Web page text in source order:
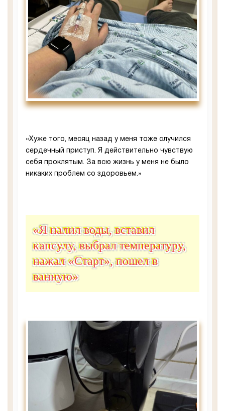
«Хуже того, месяц назад у меня тоже случился
сердечный приступ. Я действительно чувствую
себя проклятым. За всю жизнь у меня не было
никаких проблем со здоровьем.»
«Я налил воды, вставил
капсулу, выбрал температуру,
нажал «Старт», пошел в
ванную»